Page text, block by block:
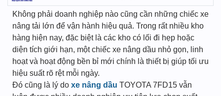
Không phải doanh nghiệp nào cũng cần những chiếc xe
nâng tải lớn để vận hành hiệu quả. Trong rất nhiều kho
hàng hiện nay, đặc biệt là các kho có lối đi hẹp hoặc
diện tích giới hạn, một chiếc xe nâng dầu nhỏ gọn, linh
hoạt và hoạt động bền bỉ mới chính là thiết bị giúp tối ưu
hiệu suất rõ rệt mỗi ngày.
Đó cũng là lý do xe nâng dầu TOYOTA 7FD15 vẫn